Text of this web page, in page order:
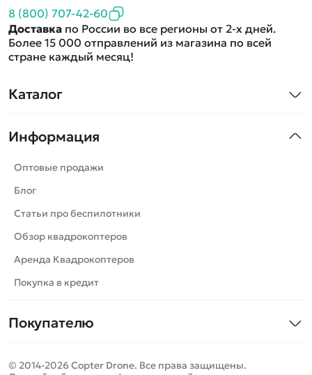
Каталог
Машинки
Танки
Вертолеты
Катера
Роботы
Самолеты
Сборные модели
Спецтехника
Игрушки
Информация
Оптовые продажи
Блог
Статьи про беспилотники
Обзор квадрокоптеров
Аренда Квадрокоптеров
Покупка в кредит
Покупателю
Оплата и доставка
8 (800) 707-42-60
Доставка по России во все регионы от 2-х дней.
Более 15 000 отправлений из магазина по всей
стране каждый месяц!
© 2014-2026 Copter Drone. Все права защищены.